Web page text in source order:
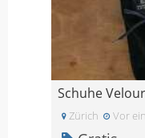
Schuhe
Zürich Vor